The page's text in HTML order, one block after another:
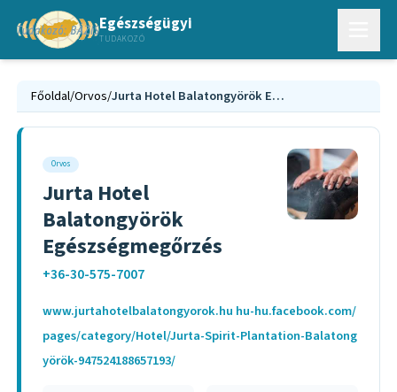
Egészségügyi
TUDAKOZÓ
Főoldal/Orvos/ Jurta Hotel Balatongyörök Egészségmegőrzés
Orvos
Jurta Hotel
Balatongyörök
Egészségmegőrzés
+36-30-575-7007
www.jurtahotelbalatongyorok.hu hu-hu.facebook.com/
pages/category/Hotel/Jurta-Spirit-Plantation-Balatong
yörök-947524188657193/